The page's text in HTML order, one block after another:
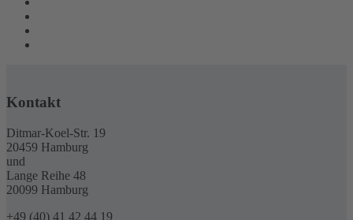
Kontakt
Ditmar-Koel-Str. 19
20459 Hamburg
und
Lange Reihe 48
20099 Hamburg
+49 (40) 41 42 44 19